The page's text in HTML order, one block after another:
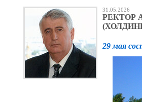
31.05.2026
РЕКТОР
29 мая